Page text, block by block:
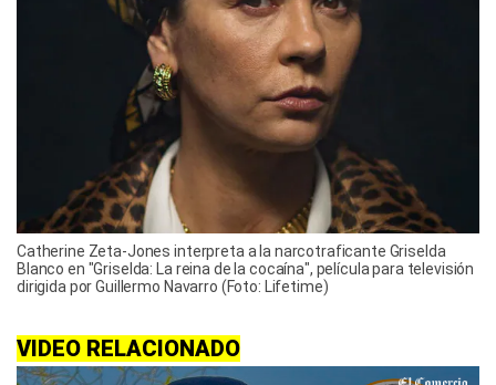
Catherine Zeta-Jones interpreta a la narcotraficante Griselda
Blanco en "Griselda: La reina de la cocaína", película para televisión
dirigida por Guillermo Navarro (Foto: Lifetime)
VIDEO RELACIONADO